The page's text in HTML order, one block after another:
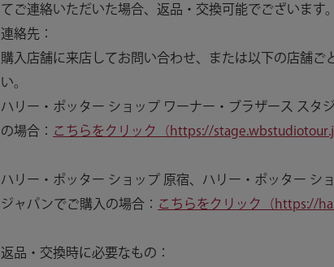
てご連絡いただいた場合、返品・交換可能でございます。
連絡先：
購入店舗に来店してお問い合わせ、または以下の店舗
い。
ハリー・ポッター ショップ ワーナー・ブラザース ス
の場合： こちらをクリック（https://
ハリー・ポッター ショップ 原宿、ハリー・ポッター シ
ジャパンでご購入の場合： こちらをクリック（https://
返品・交換時に必要なもの：